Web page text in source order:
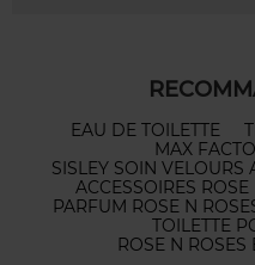
EAU DE TOILETTE
MAX
SISLEY SOIN VELOURS
ACCESSOIRES ROSE
PARFUM ROSE N
TOILETTE
ROSE N